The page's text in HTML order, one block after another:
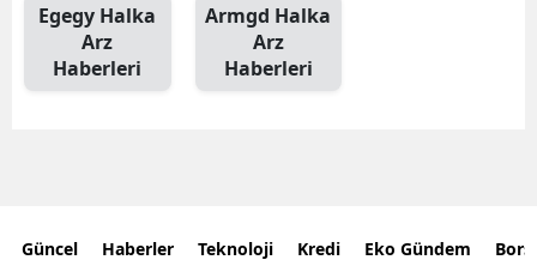
Egegy Halka
Arz
Haberleri
Armgd Halka
Arz
Haberleri
Güncel Haberler Teknoloji Kredi Eko Gündem